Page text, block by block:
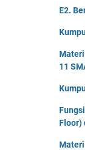
E2.
11
Floor)
Materi